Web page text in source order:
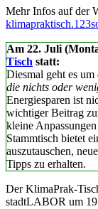
Mehr Infos auf der
Am 22. Juli
Tisch statt:
Diesmal geht es um
die nichts oder
Energiesparen ist
wichtiger Beitrag
kleine
Stammtisch bietet
auszutauschen,
Tipps zu erhalten.
Der KlimaPrak-
stadtLABOR um